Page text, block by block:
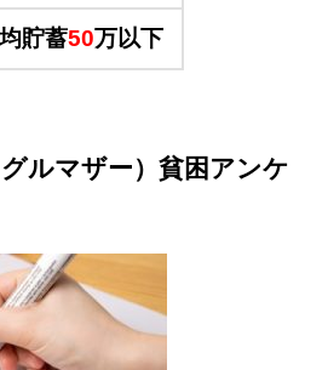
貯蓄50万以下
ルマザー）貧困アンケ